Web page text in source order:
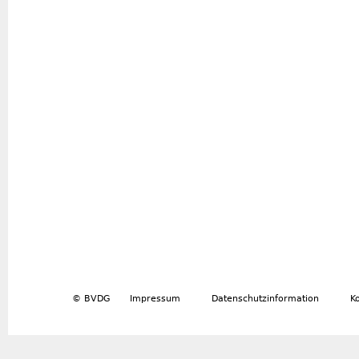
© BVDG Impressum Datenschutzinformation